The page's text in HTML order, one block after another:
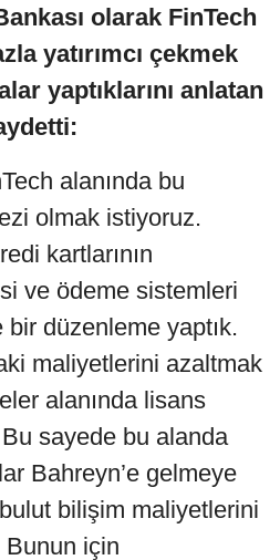
olarak FinTech
yatırımcı çekmek
yaptıklarını anlatan
alanında bu
olmak istiyoruz.
kartlarının
ve ödeme sistemleri
bir düzenleme yaptık.
maliyetlerini azaltmak
alanında lisans
sayede bu alanda
Bahreyn’e gelmeye
bilişim maliyetlerini
için